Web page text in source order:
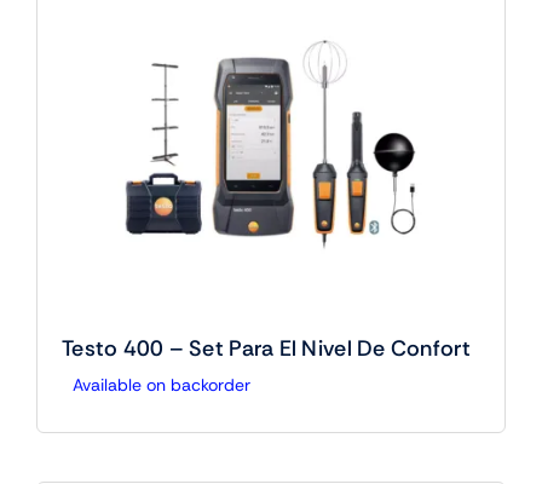
Testo 400 – Set Para El Nivel De Confort
Available on backorder